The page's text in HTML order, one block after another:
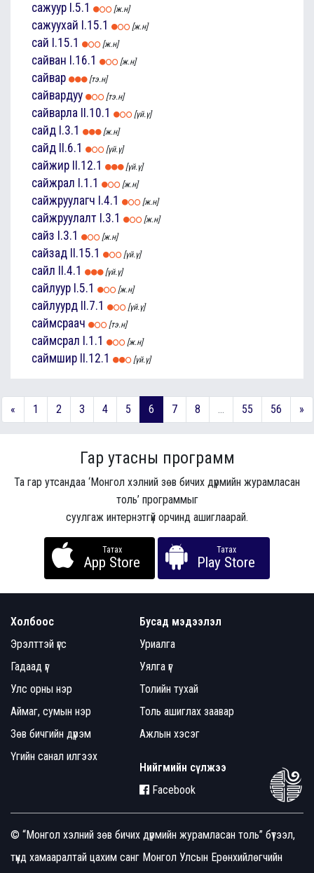
сажуур I.5.1 [ж.н]
сажуухай I.15.1 [ж.н]
сай I.15.1 [ж.н]
сайван I.16.1 [ж.н]
сайвар [тэ.н]
сайвардуу [тэ.н]
сайварла II.10.1 [үй.ү]
сайд I.3.1 [ж.н]
сайд II.6.1 [үй.ү]
сайжир II.12.1 [үй.ү]
сайжрал I.1.1 [ж.н]
сайжруулагч I.4.1 [ж.н]
сайжруулалт I.3.1 [ж.н]
сайз I.3.1 [ж.н]
сайзад II.15.1 [үй.ү]
сайл II.4.1 [үй.ү]
сайлуур I.5.1 [ж.н]
сайлуурд II.7.1 [үй.ү]
саймсраач [тэ.н]
саймсрал I.1.1 [ж.н]
саймшир II.12.1 [үй.ү]
« 1 2 3 4 5 6 7 8 ... 55 56 »
Гар утасны программ
Та гар утсандаа ‘Монгол хэлний зөв бичих дүрмийн журамласан
толь’ программыг
суулгаж интернэтгүй орчинд ашиглаарай.
Татах
App Store
Татах
Play Store
Холбоос
Эрэлттэй үгс
Гадаад үг
Улс орны нэр
Аймаг, сумын нэр
Зөв бичгийн дүрэм
Үгийн санал илгээх
Бусад мэдээлэл
Уриалга
Уялга үг
Толийн тухай
Толь ашиглах заавар
Ажлын хэсэг
Нийгмийн сүлжээ
Facebook
© “Монгол хэлний зөв бичих дүрмийн журамласан толь” бүтээл,
түүнд хамааралтай цахим санг Монгол Улсын Ерөнхийлөгчийн